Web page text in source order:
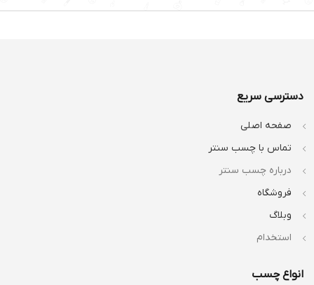
دسترسی سریع
صفحه اصلی
تماس با چسب سنتر
درباره چسب سنتر
فروشگاه
وبلاگ
استخدام
انواع چسب